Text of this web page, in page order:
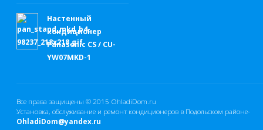
Настенный
кондиционер
Panasonic CS / CU-
YW07MKD-1
Все права защищены © 2015 OhladiDom.ru
Установка, обслуживание и ремонт кондиционеров в Подольском районе-
OhladiDom@yandex.ru